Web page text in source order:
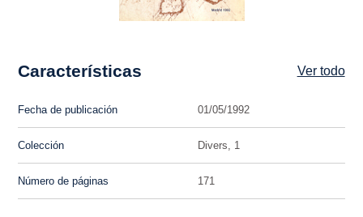
Características Ver todo
Fecha de publicación 01/05/1992
Colección Divers, 1
Número de páginas 171